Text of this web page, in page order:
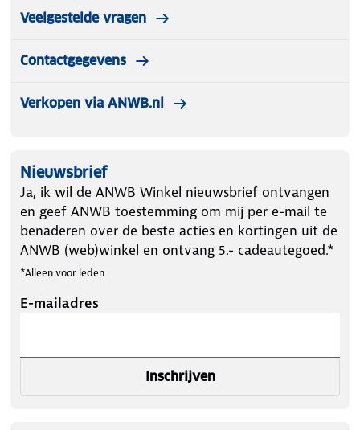
Veelgestelde vragen
Contactgegevens
Verkopen via ANWB.nl
Nieuwsbrief
Ja, ik wil de ANWB Winkel nieuwsbrief ontvangen
en geef ANWB toestemming om mij per e-mail te
benaderen over de beste acties en kortingen uit de
ANWB (web)winkel en ontvang 5.- cadeautegoed.*
*Alleen voor leden
E-mailadres
Inschrijven